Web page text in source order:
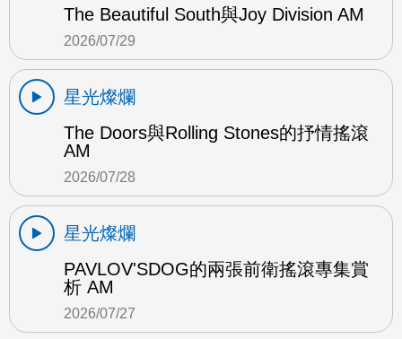
The Beautiful South與Joy Division AM
2026/07/29
星光燦爛
The Doors與Rolling Stones的抒情搖滾
AM
2026/07/28
星光燦爛
PAVLOV'SDOG的兩張前衛搖滾專集賞
析 AM
2026/07/27